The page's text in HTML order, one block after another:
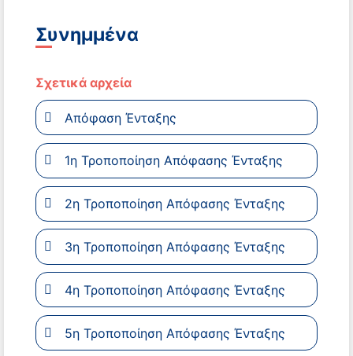
Συνημμένα
Σχετικά αρχεία
Απόφαση Ένταξης
1η Τροποποίηση Απόφασης Ένταξης
2η Τροποποίηση Απόφασης Ένταξης
3η Τροποποίηση Απόφασης Ένταξης
4η Τροποποίηση Απόφασης Ένταξης
5η Τροποποίηση Απόφασης Ένταξης